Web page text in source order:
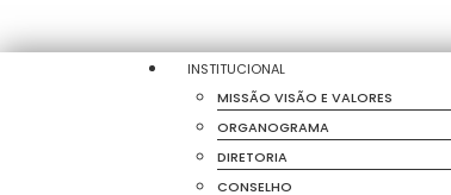
INSTITUCIONAL
MISSÃO VISÃO E VALORES
ORGANOGRAMA
DIRETORIA
CONSELHO